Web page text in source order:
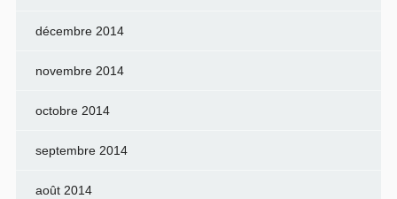
décembre 2014
novembre 2014
octobre 2014
septembre 2014
août 2014